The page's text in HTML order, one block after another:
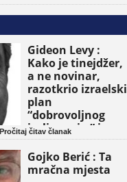
Gideon Levy :
Kako je tinejdžer,
a ne novinar,
razotkrio izraelski
plan
“dobrovoljnog
iseljavanja ” iz
Gaze
Pročitaj čitav članak
Gojko Berić : Ta
mračna mjesta